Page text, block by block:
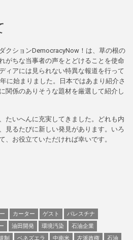
クションDemocracyNow！は、草の根の
がちな当事者の声をとどけることを使命
ィアには見られない特異な報道を行って
に始まりました。日本ではあまり紹介さ
関係のありそうな題材を厳選して紹介し
たいへんに充実してきました。どれも内
見るたびに新しい発見があります。いろ
、お役立ていただければ幸いです。
カーター ゲスト
パレスチナ
油田開発 環境汚染
石油企業
制 ベネズエラ 中南米 左派政権 石油